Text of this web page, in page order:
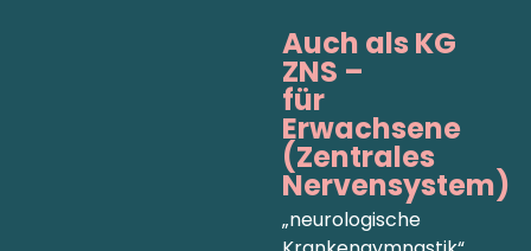
Auch als KG
ZNS –
für
Erwachsene
(Zentrales
Nervensystem)
„neurologische